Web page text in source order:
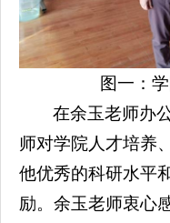
图一：
在余玉老师办
师对学院人才培养
他优秀的科研水平
励。余玉老师衷心